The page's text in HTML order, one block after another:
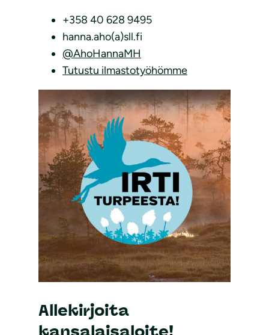
+358 40 628 9495
hanna.aho(a)sll.fi
@AhoHannaMH
Tutustu ilmastotyöhömme
Allekirjoita